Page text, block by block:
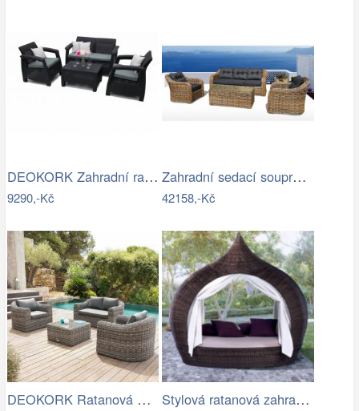
DEOKORK Zahradní ratanová sestava CORFU…
9290,-Kč
Zahradní sedací souprava RICHMOND…
42158,-Kč
DEOKORK Ratanová modulová sestava… Stylová ratanová zahradní postel se…